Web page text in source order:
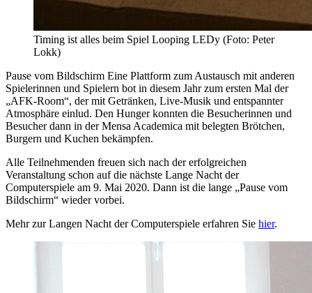
Timing ist alles beim Spiel Looping LEDy (Foto: Peter
Lokk)
Pause vom Bildschirm Eine Plattform zum Austausch mit anderen
Spielerinnen und Spielern bot in diesem Jahr zum ersten Mal der
„AFK-Room“, der mit Getränken, Live-Musik und entspannter
Atmosphäre einlud. Den Hunger konnten die Besucherinnen und
Besucher dann in der Mensa Academica mit belegten Brötchen,
Burgern und Kuchen bekämpfen.
Alle Teilnehmenden freuen sich nach der erfolgreichen
Veranstaltung schon auf die nächste Lange Nacht der
Computerspiele am 9. Mai 2020. Dann ist die lange „Pause vom
Bildschirm“ wieder vorbei.
Mehr zur Langen Nacht der Computerspiele erfahren Sie hier.